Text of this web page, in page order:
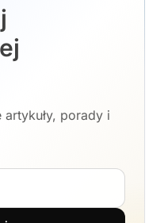
porady i